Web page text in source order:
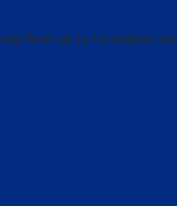
font de la formation